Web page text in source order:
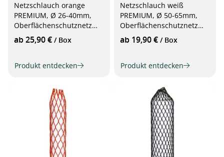
Netzschlauch orange
PREMIUM, Ø 26-40mm,
Oberflächenschutznetz
25m
ab 25,90 € / Box
Produkt entdecken
Netzschlauch weiß
PREMIUM, Ø 50-65mm,
Oberflächenschutznetz
25m
ab 19,90 € / Box
Produkt entdecken